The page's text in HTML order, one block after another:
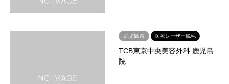
鹿児島県 医療レーザー脱毛
TCB東京中央美容外科 鹿児島
院